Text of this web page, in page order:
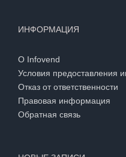
Условия предоставления
Отказ от ответственности
Правовая информация
Обратная связь